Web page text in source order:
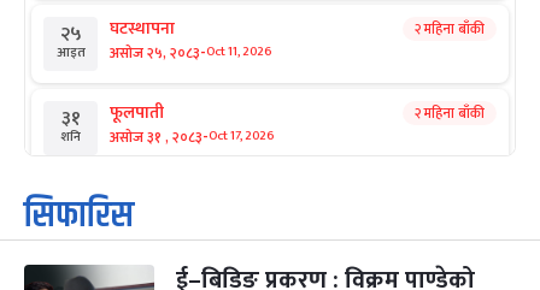
२५
आइत
घटस्थापना
असोज २५, २०८३-Oct 11, 2026
२ महिना बाँकी
३१
शनि
फूलपाती
असोज ३१ , २०८३-Oct 17, 2026
२ महिना बाँकी
१
आइत
कार्तिक सङ्क्रान्ति
कार्तिक १, २०८३
महानवमी २ महिना बाँकी
सिफारिस
ई–बिडिङ प्रकरण : विक्रम पाण्डेको